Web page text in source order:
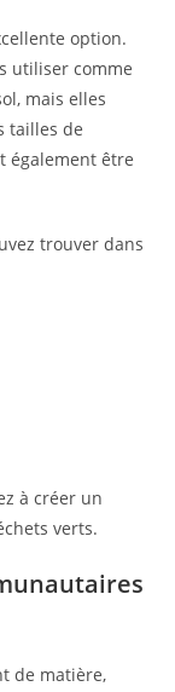
option.
utiliser comme
mais elles
tailles de
également être
trouver dans
à créer un
verts.
de matière,